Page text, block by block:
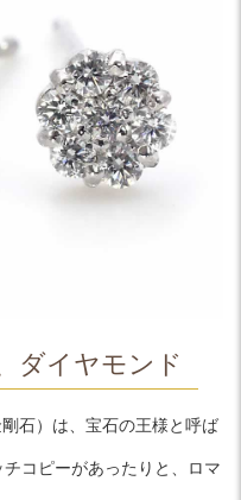
ダイヤモンド
石）は、宝石の王様と呼ば
チコピーがあったりと、ロマ